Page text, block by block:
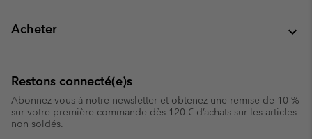
Acheter
Restons connecté(e)s
Abonnez-vous à notre newsletter et obtenez une remise de 10 %
sur votre première commande dès 120 € d’achats sur les articles
non soldés.